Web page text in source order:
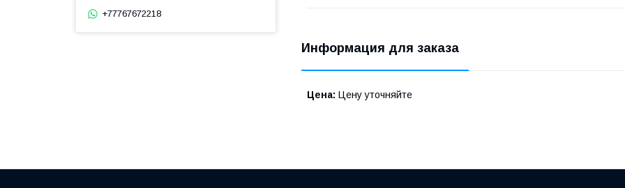
Информация для заказа
Цена: Цену уточняйте
+77767672218